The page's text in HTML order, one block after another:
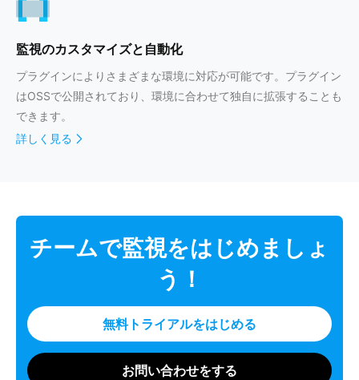
監視のカスタマイズと自動化
プラグインによりさまざまな環境に対応が可能です。プラグイン
はOSSで公開されており、環境に合わせて独自に拡張することも
できます。
詳しく見る
チームで監視をはじめましょ
う！
無料トライアルをはじめる
お問い合わせをする